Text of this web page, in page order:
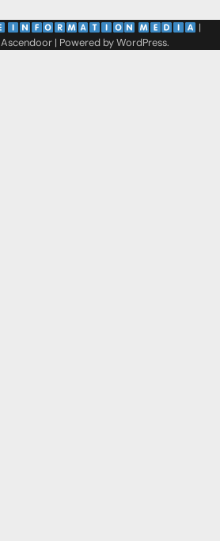
|
Ascendoor| Powered byWordPress.